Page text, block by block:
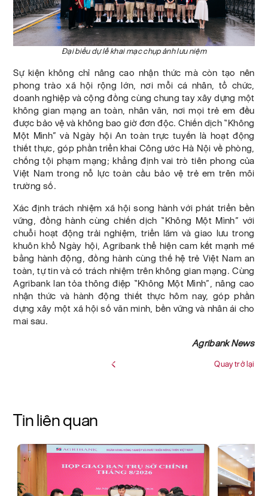
Đại biểu dự lễ khai mạc chụp ảnh lưu niệm
Sự kiện không chỉ nâng cao nhận thức mà còn tạo nên
phong trào xã hội rộng lớn, nơi mỗi cá nhân, tổ chức,
doanh nghiệp và cộng đồng cùng chung tay xây dựng một
không gian mạng an toàn, nhân văn, nơi mọi trẻ em đều
được bảo vệ và không bao giờ đơn độc. Chiến dịch “Không
Một Mình” và Ngày hội An toàn trực tuyến là hoạt động
thiết thực, góp phần triển khai Công ước Hà Nội về phòng,
chống tội phạm mạng; khẳng định vai trò tiên phong của
Việt Nam trong nỗ lực toàn cầu bảo vệ trẻ em trên môi
trường số.
Xác định trách nhiệm xã hội song hành với phát triển bền
vững, đồng hành cùng chiến dịch “Không Một Mình” với
chuỗi hoạt động trải nghiệm, triển lãm và giao lưu trong
khuôn khổ Ngày hội, Agribank thể hiện cam kết mạnh mẽ
bằng hành động, đồng hành cùng thế hệ trẻ Việt Nam an
toàn, tự tin và có trách nhiệm trên không gian mạng. Cùng
Agribank lan tỏa thông điệp “Không Một Mình”, nâng cao
nhận thức và hành động thiết thực hôm nay, góp phần
dựng xây một xã hội số văn minh, bền vững và nhân ái cho
mai sau.
Agribank News
Quay trở lại
Tin liên quan